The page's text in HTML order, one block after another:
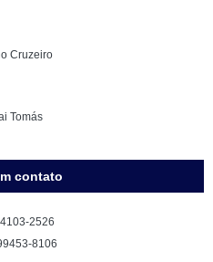
Cruzeiro
Tomás
contato
2526
8106